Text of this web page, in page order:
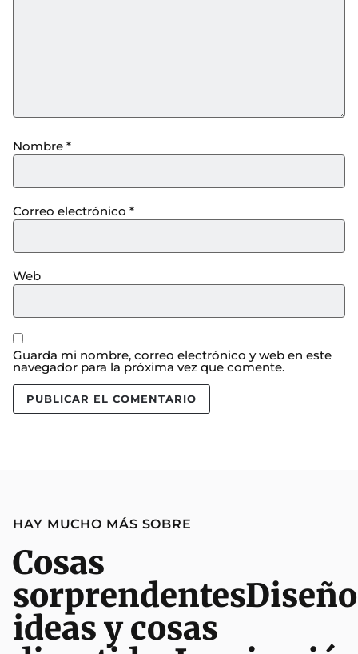
Nombre *
Correo electrónico *
Web
Guarda mi nombre, correo electrónico y web en este
navegador para la próxima vez que comente.
HAY MUCHO MÁS SOBRE
Cosas
sorprendentes
ideas y cosas